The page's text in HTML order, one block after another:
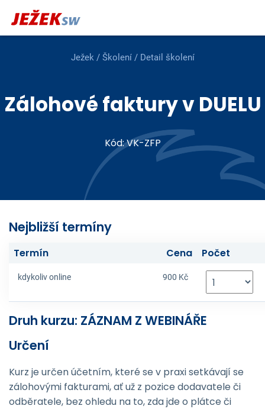
Ježek/ Školení/ Detail školení
Zálohové faktury v DUELU
Kód: VK-ZFP
Nejbližší termíny
Termín Cena Počet
kdykoliv online 900 Kč
Druh kurzu: ZÁZNAM Z WEBINÁŘE
Určení
Kurz je určen účetním, které se v praxi setkávají se
zálohovými fakturami, ať už z pozice dodavatele či
odběratele, bez ohledu na to, zda jde o plátce či